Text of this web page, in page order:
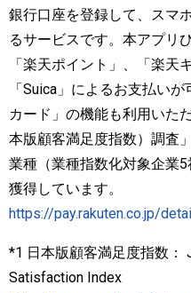
銀行口座を登録して、スマ
るサービスです。本アプリ
「楽天ポイント」、「楽天
「Suica」によるお支払い
カード」の機能も利用いた
本版顧客満足度指数）調査
業種（業種指数化対象企業
獲得しています。
https://pay.rakuten.co.jp/
*1 日本版顧客満足度指数：
Satisfaction Index